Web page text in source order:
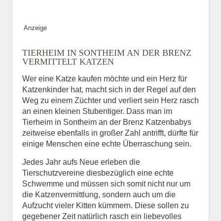
Keine Datei ausgewählt
Vermisst seit
Ort des Verschwindens
Anzeige
TIERHEIM IN SONTHEIM AN DER BRENZ
VERMITTELT KATZEN
Wer eine Katze kaufen möchte und ein Herz für
Katzenkinder hat, macht sich in der Regel auf den
Weg zu einem Züchter und verliert sein Herz rasch
an einen kleinen Stubentiger. Dass man im
Tierheim in Sontheim an der Brenz Katzenbabys
zeitweise ebenfalls in großer Zahl antrifft, dürfte für
einige Menschen eine echte Überraschung sein.
Jedes Jahr aufs Neue erleben die
Tierschutzvereine diesbezüglich eine echte
Schwemme und müssen sich somit nicht nur um
die Katzenvermittlung, sondern auch um die
Aufzucht vieler Kitten kümmern. Diese sollen zu
gegebener Zeit natürlich rasch ein liebevolles